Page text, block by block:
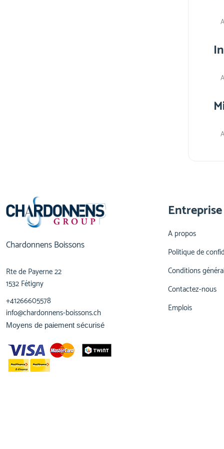
Chardonnens Boissons
Rte de Payerne 22
1532 Fétigny
+41266605578
info@chardonnens-boissons.ch
Entreprise
A propos
Politique de
Conditions
Contactez-nous
Emplois
Moyens de paiement sécurisé